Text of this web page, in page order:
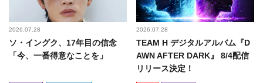
2026.07.28
ソ・イングク、17年目の信念
「今、一番得意なことを」
2026.07.28
TEAM H デジタルアルバム『D
AWN AFTER DARK』 8/4配信
リリース決定！